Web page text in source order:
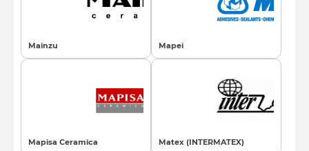
Mainzu Mapei
Mapisa Ceramica Matex (INTERMATEX)